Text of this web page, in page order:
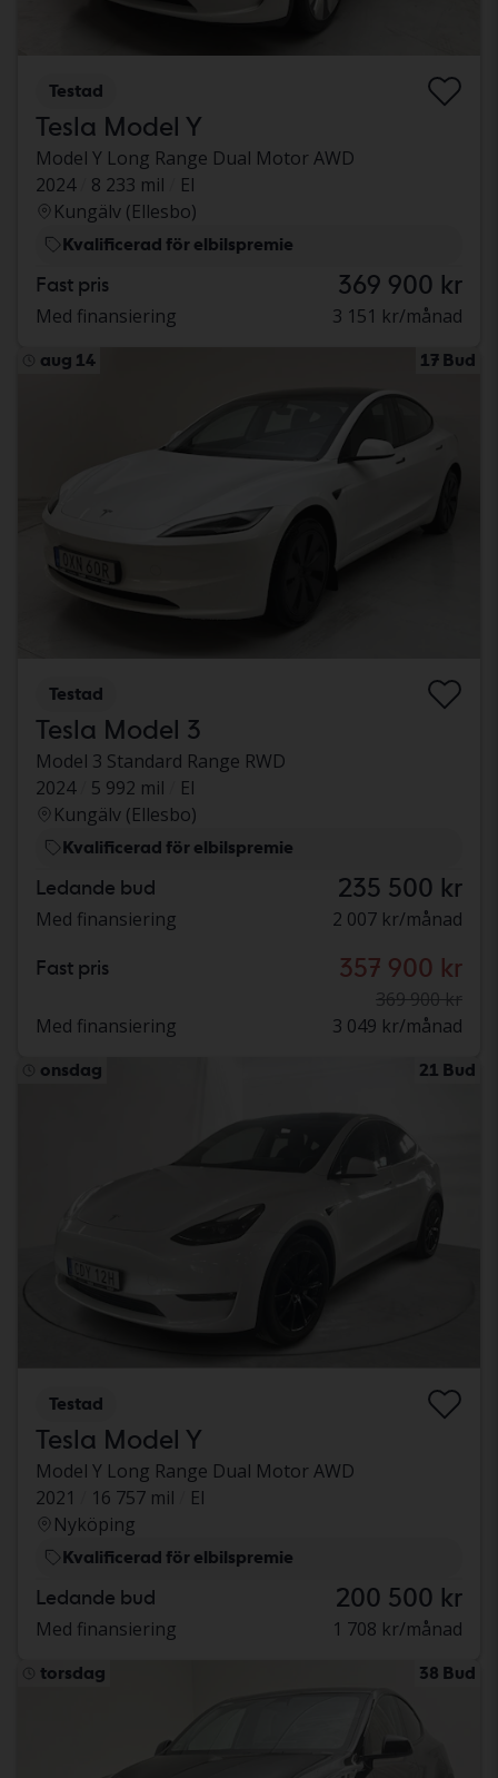
Testad
Tesla Model Y
Model Y Long Range Dual Motor AWD
2024
8 233 mil
El
Kungälv (Ellesbo)
Kvalificerad för elbilspremie
Fast pris 369 900 kr
Med finansiering 3 151 kr/månad
aug 14 17 Bud
Testad
Tesla Model 3
Model 3 Standard Range RWD
2024
5 992 mil
El
Kungälv (Ellesbo)
Kvalificerad för elbilspremie
Ledande bud 235 500 kr
Med finansiering 2 007 kr/månad
Fast pris 357 900 kr
369 900 kr
Med finansiering
3 049 kr/månad
onsdag 21 Bud
Testad
Tesla Model Y
Model Y Long Range Dual Motor AWD
2021
16 757 mil
El
Nyköping
Kvalificerad för elbilspremie
Ledande bud 200 500 kr
Med finansiering 1 708 kr/månad
torsdag 38 Bud